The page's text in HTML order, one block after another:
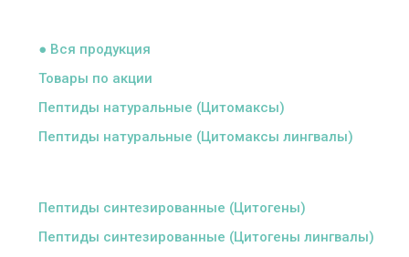
● Вся продукция
Товары по акции
Пептиды натуральные (Цитомаксы)
Пептиды натуральные (Цитомаксы лингвалы)
Пептиды синтезированные (Цитогены)
Пептиды синтезированные (Цитогены лингвалы)